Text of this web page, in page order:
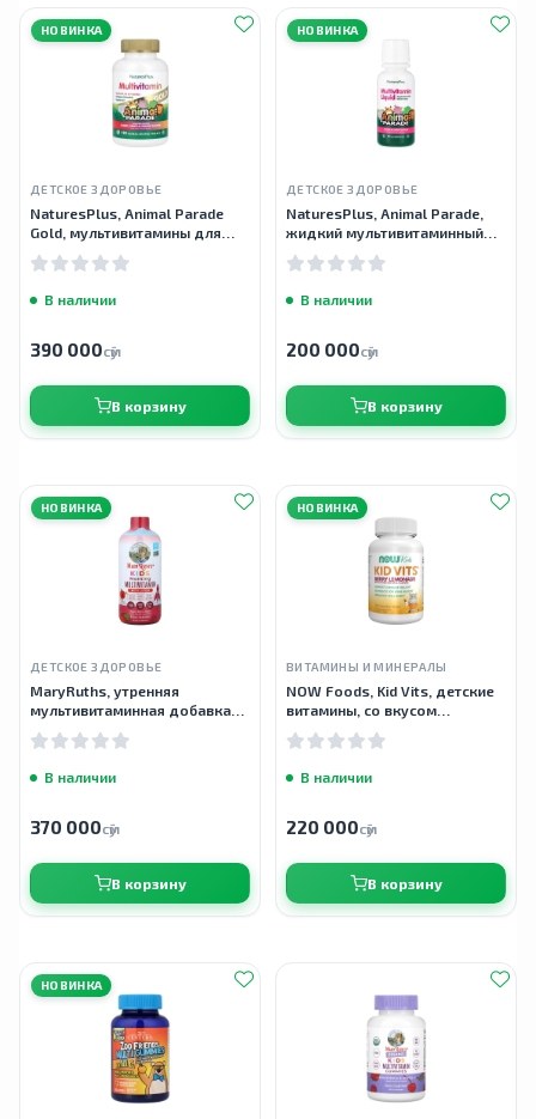
НОВИНКА
ДЕТСКОЕ ЗДОРОВЬЕ
NaturesPlus, Animal Parade
Gold, мультивитамины для
В наличии
390 000сӯм
В корзину
НОВИНКА
ДЕТСКОЕ ЗДОРОВЬЕ
NaturesPlus, Animal Parade,
жидкий мультивитаминный
тропических ягод, 236,56 мл
В наличии
200 000сӯм
В корзину
НОВИНКА
ДЕТСКОЕ ЗДОРОВЬЕ
MaryRuths, утренняя
мультивитаминная добавка
для детей, со вкусом яблока
и ягод, 450 мл
В наличии
370 000сӯм
В корзину
НОВИНКА
ВИТАМИНЫ И МИНЕРАЛЫ
NOW Foods, Kid Vits, детские
витамины, со вкусом
ягодного лимонада, 120
жевательных таблеток
В наличии
220 000сӯм
В корзину
НОВИНКА